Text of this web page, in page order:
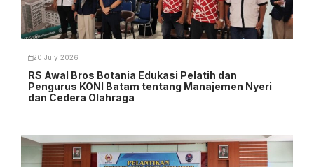
20 July 2026
RS Awal Bros Botania Edukasi Pelatih dan
Pengurus KONI Batam tentang Manajemen Nyeri
dan Cedera Olahraga